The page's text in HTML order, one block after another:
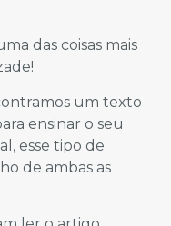
das coisas mais
um texto
ensinar o seu
esse tipo de
de ambas as